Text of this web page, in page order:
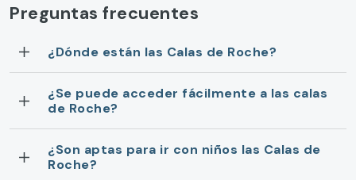
Preguntas frecuentes
¿Dónde están las Calas de Roche?
¿Se puede acceder fácilmente a las calas
de Roche?
¿Son aptas para ir con niños las Calas de
Roche?